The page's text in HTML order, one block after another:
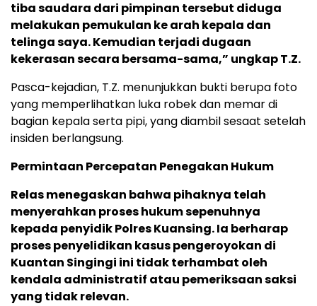
tiba saudara dari pimpinan tersebut diduga
melakukan pemukulan ke arah kepala dan
telinga saya. Kemudian terjadi dugaan
kekerasan secara bersama-sama,” ungkap T.Z.
Pasca-kejadian, T.Z. menunjukkan bukti berupa foto
yang memperlihatkan luka robek dan memar di
bagian kepala serta pipi, yang diambil sesaat setelah
insiden berlangsung.
Permintaan Percepatan Penegakan Hukum
Relas menegaskan bahwa pihaknya telah
menyerahkan proses hukum sepenuhnya
kepada penyidik Polres Kuansing. Ia berharap
proses penyelidikan kasus pengeroyokan di
Kuantan Singingi ini tidak terhambat oleh
kendala administratif atau pemeriksaan saksi
yang tidak relevan.